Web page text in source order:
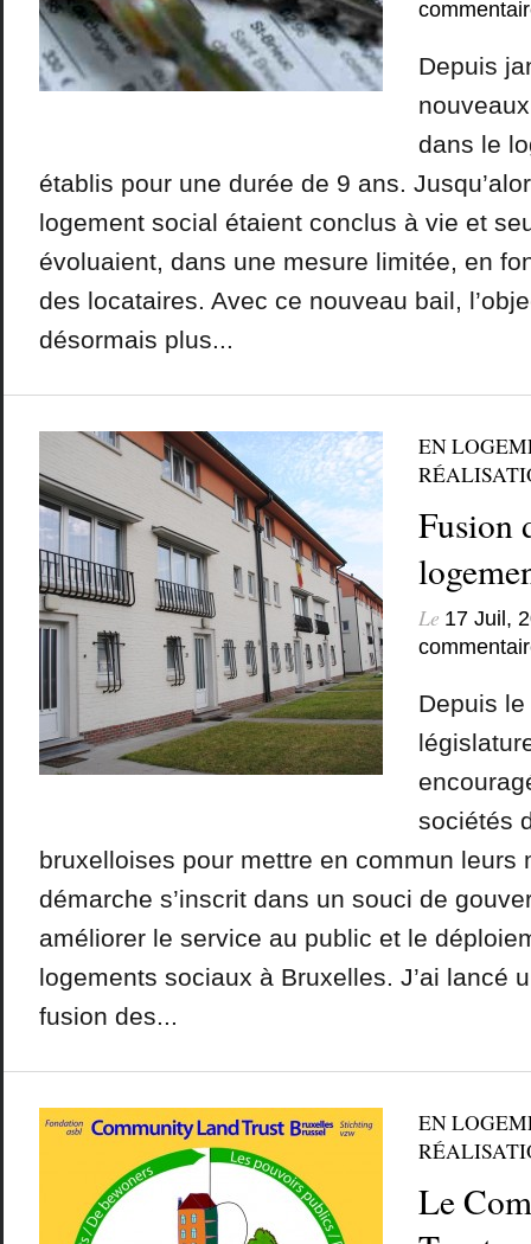
Depuis
dans le
établis pour une durée de 9 ans.
logement social étaient conclus à vie et
évoluaient, dans une mesure limitée, en
des locataires. Avec ce nouveau bail,
désormais plus...
EN
Fusion
Le 17 Juil,
Depuis
sociétés
bruxelloises pour mettre en commun leurs
démarche s’inscrit dans un souci de
améliorer le service au public et le
logements sociaux à Bruxelles. J’ai lancé
fusion des...
EN
Le